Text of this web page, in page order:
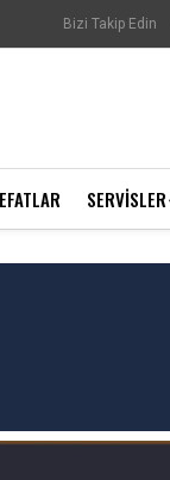
Bizi Takip Edin
SERVISLER